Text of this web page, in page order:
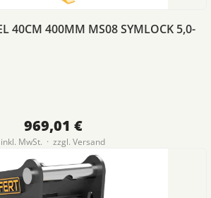
40CM 400MM MS08 SYMLOCK 5,0-
969,01 €
inkl. MwSt. · zzgl. Versand